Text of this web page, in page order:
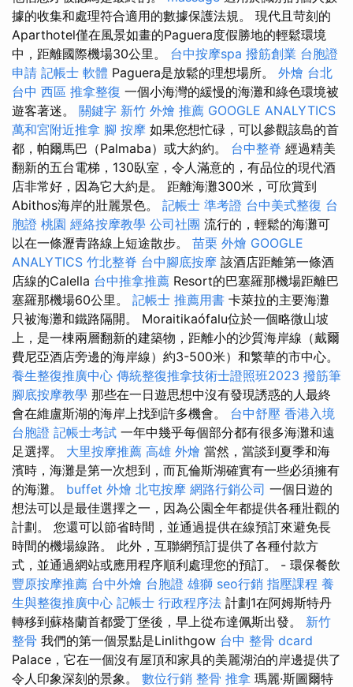
據的收集和處理符合適用的數據保護法規。 現代且苛刻的
Aparthotel僅在風景如畫的Paguera度假勝地的輕鬆環境
中，距離國際機場30公里。 台中按摩spa 撥筋創業 台胞證
申請 記帳士 軟體 Paguera是放鬆的理想場所。 外燴 台北
台中 西區 推拿整復 一個小海灣的緩慢的海灘和綠色環境被
遊客著迷。 關鍵字 新竹 外燴 推薦 GOOGLE ANALYTICS
萬和宮附近推拿 腳 按摩 如果您想忙碌，可以參觀該島的首
都，帕爾馬巴（Palmaba）或大約約。 台中整脊 經過精美
翻新的五台電梯，130臥室，令人滿意的，有品位的現代酒
店非常好，因為它大約是。 距離海灘300米，可欣賞到
Abithos海岸的壯麗景色。 記帳士 準考證 台中美式整復 台
胞證 桃園 經絡按摩教學 公司社團 流行的，輕鬆的海灘可
以在一條瀝青路線上短途散步。 苗栗 外燴 GOOGLE
ANALYTICS 竹北整脊 台中腳底按摩 該酒店距離第一條酒
店線的Calella 台中推拿推薦 Resort的巴塞羅那機場距離巴
塞羅那機場60公里。 記帳士 推薦用書 卡萊拉的主要海灘
只被海灘和鐵路隔開。 Moraitikaófalu位於一個略微山坡
上，是一棟兩層翻新的建築物，距離小的沙質海岸線（戴爾
費尼亞酒店旁邊的海岸線）約3-500米）和繁華的市中心。
養生整復推廣中心 傳統整復推拿技術士證照班2023 撥筋筆
腳底按摩教學 那些在一日遊思想中沒有發現誘惑的人最終
會在維盧斯湖的海岸上找到許多機會。 台中舒壓 香港入境
台胞證 記帳士考試 一年中幾乎每個部分都有很多海灘和遠
足選擇。 大里按摩推薦 高雄 外燴 當然，當談到夏季和海
濱時，海灘是第一次想到，而瓦倫斯湖確實有一些必須擁有
的海灘。 buffet 外燴 北屯按摩 網路行銷公司 一個日遊的
想法可以是最佳選擇之一，因為公園全年都提供各種壯觀的
計劃。 您還可以節省時間，並通過提供在線預訂來避免長
時間的機場線路。 此外，互聯網預訂提供了各種付款方
式，並通過網站或應用程序順利處理您的預訂。 - 環保餐飲
豐原按摩推薦 台中外燴 台胞證 雄獅 seo行銷 指壓課程 養
生與整復推廣中心 記帳士 行政程序法 計劃1在阿姆斯特丹
轉移到蘇格蘭首都愛丁堡後，早上從布達佩斯出發。 新竹
整骨 我們的第一個景點是Linlithgow 台中 整骨 dcard
Palace，它在一個沒有屋頂和家具的美麗湖泊的岸邊提供了
令人印象深刻的景象。 數位行銷 整骨 推拿 瑪麗·斯圖爾特